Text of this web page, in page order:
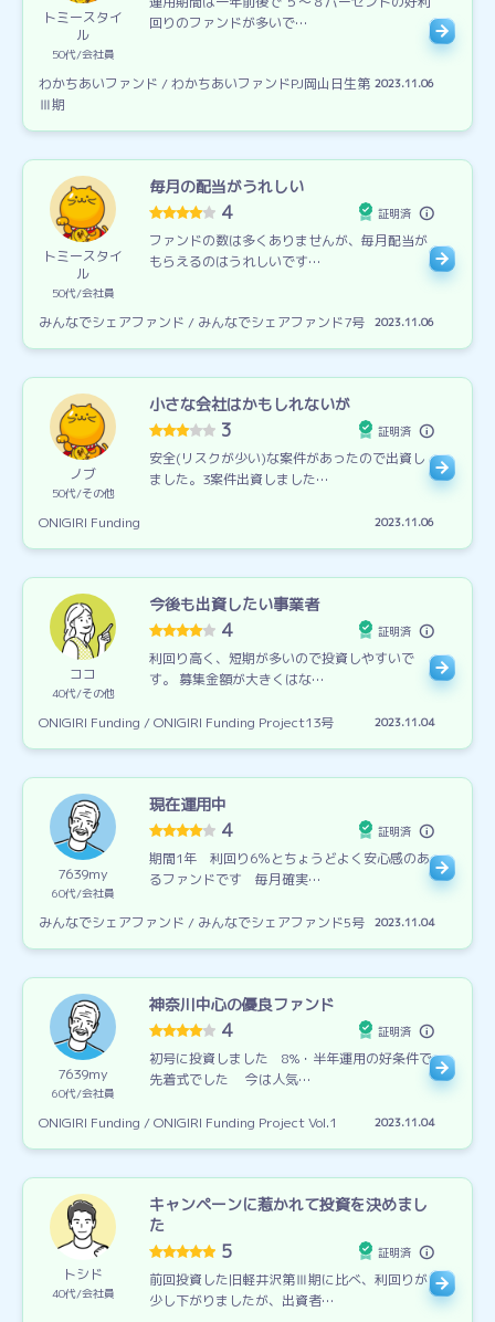
トミースタイ
ル
50代 会社員
回りのファンドが多いで…
わかちあいファンド / わかちあいファンドPJ岡山日生第
Ⅲ期
2023.11.06
トミースタイ
ル
50代 会社員
毎月の配当がうれしい
4 証明済
ファンドの数は多くありませんが、毎月配当が
もらえるのはうれしいです…
みんなでシェアファンド / みんなでシェアファンド7号 2023.11.06
ノブ
50代 その他
小さな会社はかもしれないが
3 証明済
安全(リスクが少い)な案件があったので出資し
ました。3案件出資しました…
ONIGIRI Funding 2023.11.06
ココ
40代 その他
今後も出資したい事業者
4 証明済
利回り高く、短期が多いので投資しやすいで
す。 募集金額が大きくはな…
ONIGIRI Funding / ONIGIRI Funding Project13号 2023.11.04
7639my
60代 会社員
現在運用中
4 証明済
期間1年 利回り6％とちょうどよく安心感のあ
るファンドです 毎月確実…
みんなでシェアファンド / みんなでシェアファンド5号 2023.11.04
7639my
60代 会社員
神奈川中心の優良ファンド
4 証明済
初号に投資しました 8%・半年運用の好条件で
先着式でした 今は人気…
ONIGIRI Funding / ONIGIRI Funding Project Vol.1 2023.11.04
トシド
40代 会社員
キャンペーンに惹かれて投資を決めまし
た
5 証明済
前回投資した旧軽井沢第Ⅲ期に比べ、利回りが
少し下がりましたが、出資者…